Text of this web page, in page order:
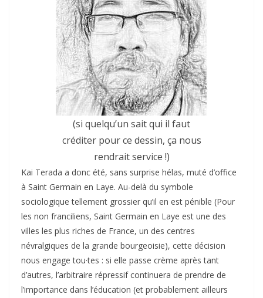
(si quelqu’un sait qui il faut
créditer pour ce dessin, ça nous
rendrait service !)
Kai Terada a donc été, sans surprise hélas, muté d’office
à Saint Germain en Laye. Au-delà du symbole
sociologique tellement grossier qu’il en est pénible (Pour
les non franciliens, Saint Germain en Laye est une des
villes les plus riches de France, un des centres
névralgiques de la grande bourgeoisie), cette décision
nous engage tou·tes : si elle passe crème après tant
d’autres, l’arbitraire répressif continuera de prendre de
l’importance dans l’éducation (et probablement ailleurs